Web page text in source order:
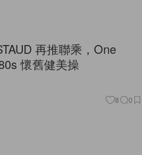
再推聯乘，One
懷舊健美操
8 0